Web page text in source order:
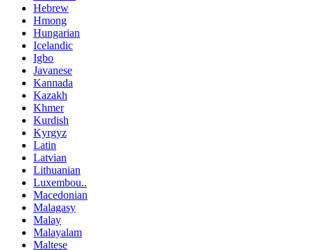
Hebrew
Hmong
Hungarian
Icelandic
Igbo
Javanese
Kannada
Kazakh
Khmer
Kurdish
Kyrgyz
Latin
Latvian
Lithuanian
Luxembou..
Macedonian
Malagasy
Malay
Malayalam
Maltese